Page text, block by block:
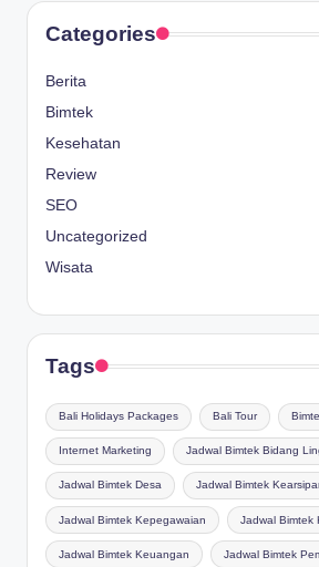
Categories
Berita
Bimtek
Kesehatan
Review
SEO
Uncategorized
Wisata
Tags
Bali Holidays Packages Bali Tour
Internet Marketing Jadwal Bimtek Bidang
Jadwal Bimtek Desa Jadwal Bimtek
Jadwal Bimtek Kepegawaian Jadwal Bimtek
Jadwal Bimtek Keuangan Jadwal Bimtek